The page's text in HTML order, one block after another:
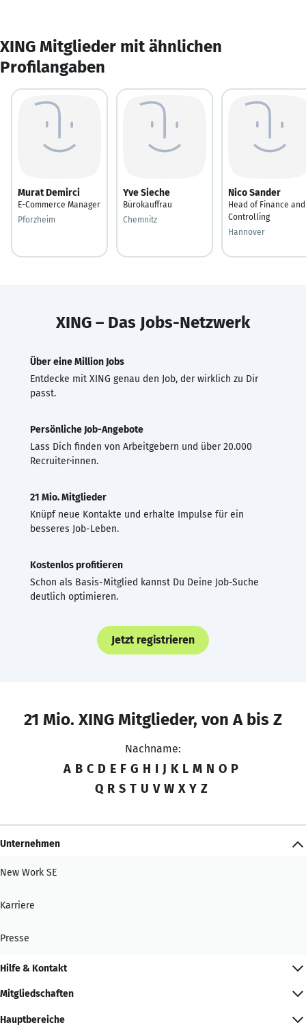
XING Mitglieder mit ähnlichen
Profilangaben
Murat Demirci
E-Commerce Manager
Pforzheim
Yve Sieche
Bürokauffrau
Chemnitz
Nico Sander
Head of Finance and
Controlling
Hannover
XING – Das Jobs-Netzwerk
Über eine Million Jobs
Entdecke mit XING genau den Job, der wirklich zu Dir
passt.
Persönliche Job-Angebote
Lass Dich finden von Arbeitgebern und über 20.000
Recruiter·innen.
21 Mio. Mitglieder
Knüpf neue Kontakte und erhalte Impulse für ein
besseres Job-Leben.
Kostenlos profitieren
Schon als Basis-Mitglied kannst Du Deine Job-Suche
deutlich optimieren.
Jetzt registrieren
21 Mio. XING Mitglieder, von A bis Z
Nachname:
A B C D E F G H I J K L M N O P
Q R S T U V W X Y Z
Unternehmen
New Work SE
Karriere
Presse
Hilfe & Kontakt
Mitgliedschaften
Hauptbereiche